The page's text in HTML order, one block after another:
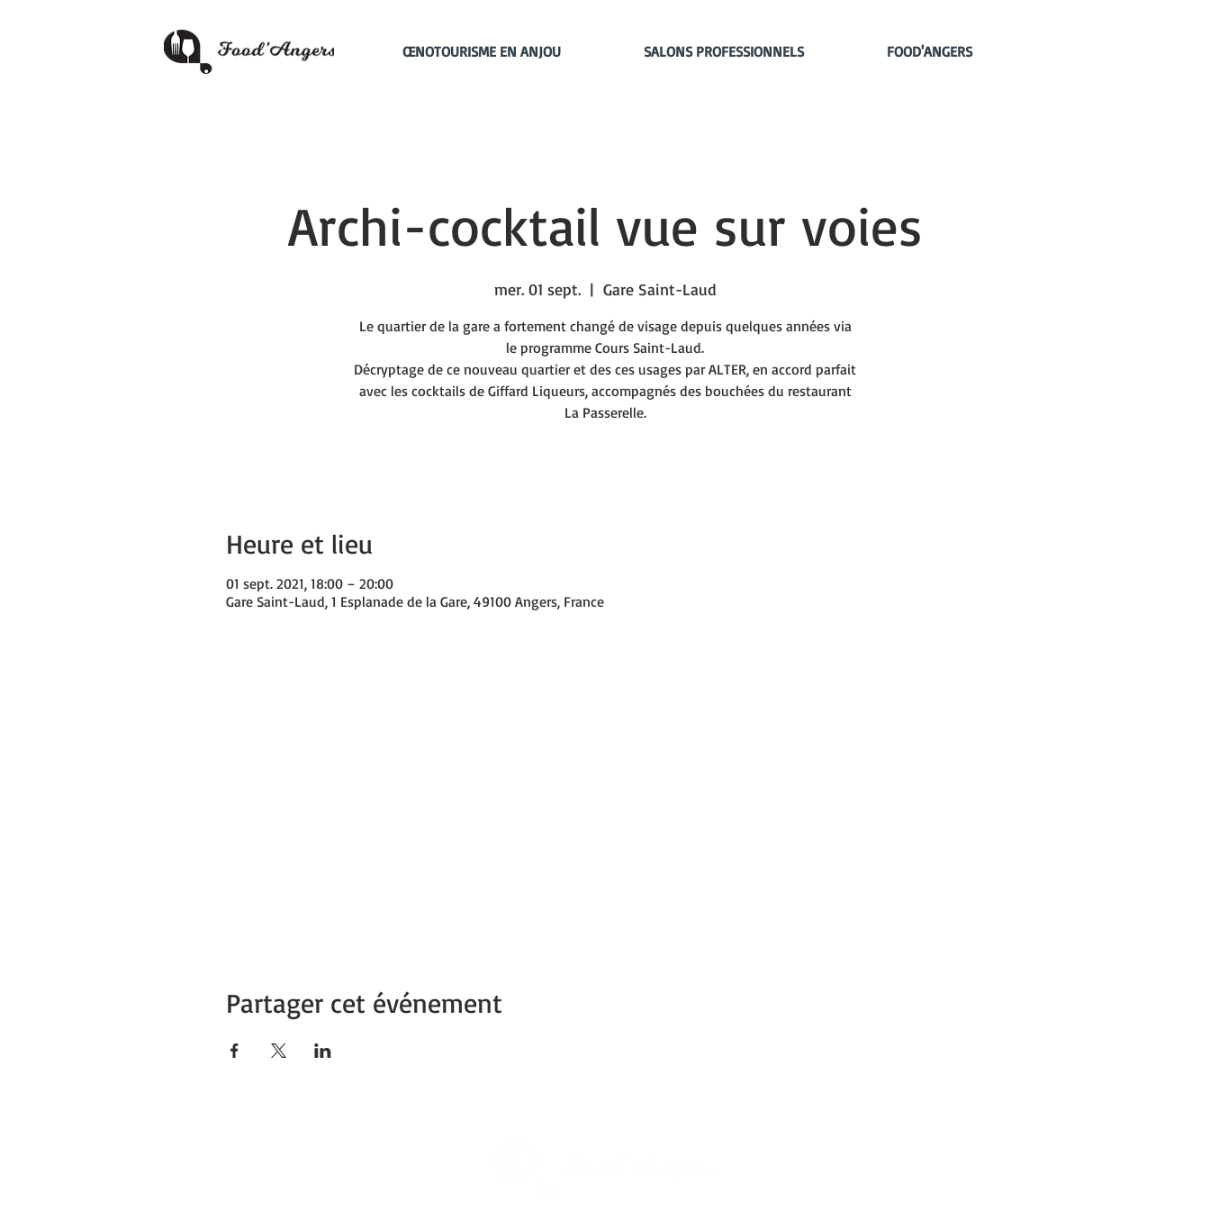
ŒNOTOURISME EN ANJOU SALONS PROFESSIONNELS FOOD'ANGERS
Archi-cocktail vue sur voies
mer. 01 sept.
  |
Gare Saint-Laud
Le quartier de la gare a fortement changé de visage depuis quelques années via
le programme Cours Saint-Laud.
Décryptage de ce nouveau quartier et des ces usages par ALTER, en accord parfait
avec les cocktails de Giffard Liqueurs, accompagnés des bouchées du restaurant
La Passerelle.
Heure et lieu
01 sept. 2021, 18:00 – 20:00
Gare Saint-Laud, 1 Esplanade de la Gare, 49100 Angers, France
Partager cet événement